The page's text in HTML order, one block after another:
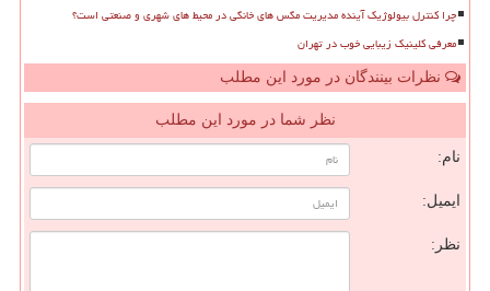
چرا کنترل بیولوژیک آینده مدیریت مگس های خانگی در محیط های شهری و صنعتی است؟
معرفی کلینیک زیبایی خوب در تهران
نظرات بینندگان در مورد این مطلب
نظر شما در مورد این مطلب
نام:
ایمیل:
نظر: